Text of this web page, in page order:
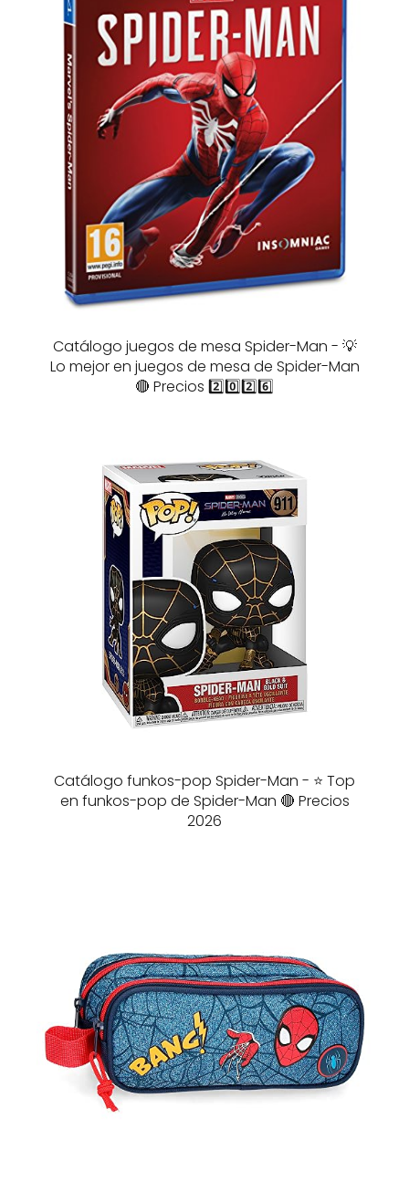
Catálogo juegos de mesa Spider-Man - 💡
Lo mejor en juegos de mesa de Spider-Man
🔴 Precios 2️⃣0️⃣2️⃣6️⃣
Catálogo funkos-pop Spider-Man - ⭐️ Top
en funkos-pop de Spider-Man 🔴 Precios
2026